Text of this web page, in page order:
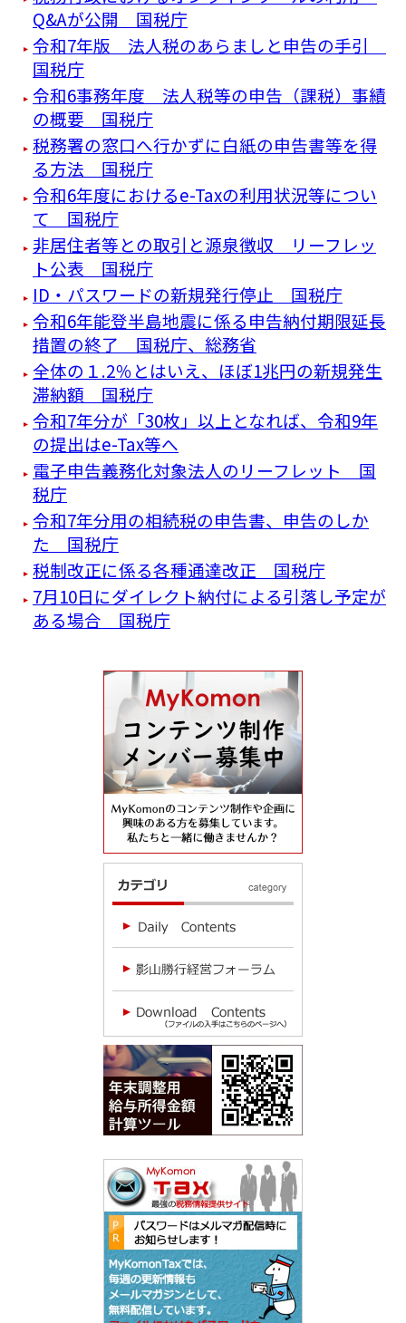
Q&Aが公開 国税庁
令和7年版 法人税のあらましと申告の手引
国税庁
令和6事務年度 法人税等の申告（課税）事績
の概要 国税庁
税務署の窓口へ行かずに白紙の申告書等を得
る方法 国税庁
令和6年度におけるe-Taxの利用状況等につい
て 国税庁
非居住者等との取引と源泉徴収 リーフレッ
ト公表 国税庁
ID・パスワードの新規発行停止 国税庁
令和6年能登半島地震に係る申告納付期限延長
措置の終了 国税庁、総務省
全体の１.2％とはいえ、ほぼ1兆円の新規発生
滞納額 国税庁
令和7年分が「30枚」以上となれば、令和9年
の提出はe-Tax等へ
電子申告義務化対象法人のリーフレット 国
税庁
令和7年分用の相続税の申告書、申告のしか
た 国税庁
税制改正に係る各種通達改正 国税庁
7月10日にダイレクト納付による引落し予定が
ある場合 国税庁